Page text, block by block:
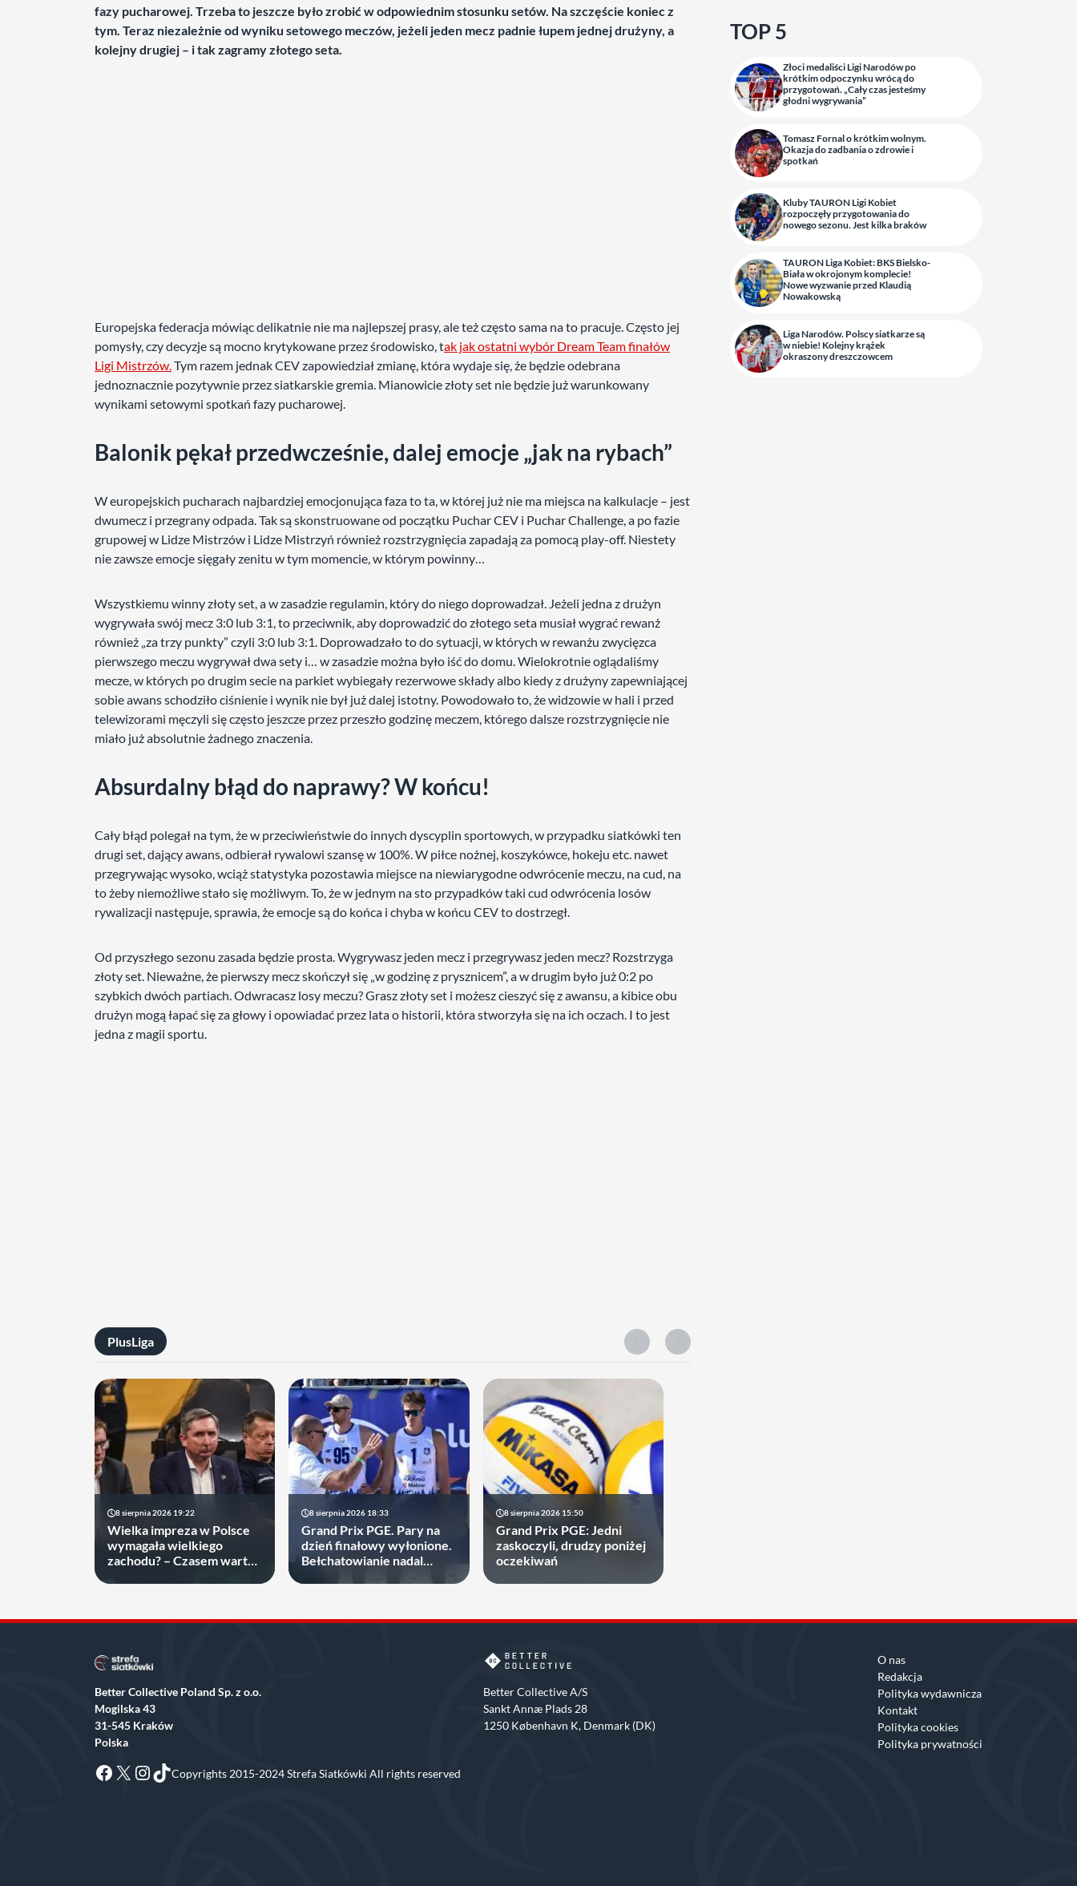
fazy pucharowej. Trzeba to jeszcze było zrobić w odpowiednim stosunku setów. Na szczęście koniec z
tym. Teraz niezależnie od wyniku setowego meczów, jeżeli jeden mecz padnie łupem jednej drużyny, a
kolejny drugiej – i tak zagramy złotego seta.
Europejska federacja mówiąc delikatnie nie ma najlepszej prasy, ale też często sama na to pracuje. Często jej
pomysły, czy decyzje są mocno krytykowane przez środowisko, tak jak ostatni wybór Dream Team finałów
Ligi Mistrzów.Tym razem jednak CEV zapowiedział zmianę, która wydaje się, że będzie odebrana
jednoznacznie pozytywnie przez siatkarskie gremia. Mianowicie złoty set nie będzie już warunkowany
wynikami setowymi spotkań fazy pucharowej.
Balonik pękał przedwcześnie, dalej emocje „jak na rybach”
W europejskich pucharach najbardziej emocjonująca faza to ta, w której już nie ma miejsca na kalkulacje – jest
dwumecz i przegrany odpada. Tak są skonstruowane od początku Puchar CEV i Puchar Challenge, a po fazie
grupowej w Lidze Mistrzów i Lidze Mistrzyń również rozstrzygnięcia zapadają za pomocą play-off. Niestety
nie zawsze emocje sięgały zenitu w tym momencie, w którym powinny…
Wszystkiemu winny złoty set, a w zasadzie regulamin, który do niego doprowadzał. Jeżeli jedna z drużyn
wygrywała swój mecz 3:0 lub 3:1, to przeciwnik, aby doprowadzić do złotego seta musiał wygrać rewanż
również „za trzy punkty” czyli 3:0 lub 3:1. Doprowadzało to do sytuacji, w których w rewanżu zwycięzca
pierwszego meczu wygrywał dwa sety i… w zasadzie można było iść do domu. Wielokrotnie oglądaliśmy
mecze, w których po drugim secie na parkiet wybiegały rezerwowe składy albo kiedy z drużyny zapewniającej
sobie awans schodziło ciśnienie i wynik nie był już dalej istotny. Powodowało to, że widzowie w hali i przed
telewizorami męczyli się często jeszcze przez przeszło godzinę meczem, którego dalsze rozstrzygnięcie nie
miało już absolutnie żadnego znaczenia.
Absurdalny błąd do naprawy? W końcu!
Cały błąd polegał na tym, że w przeciwieństwie do innych dyscyplin sportowych, w przypadku siatkówki ten
drugi set, dający awans, odbierał rywalowi szansę w 100%. W piłce nożnej, koszykówce, hokeju etc. nawet
przegrywając wysoko, wciąż statystyka pozostawia miejsce na niewiarygodne odwrócenie meczu, na cud, na
to żeby niemożliwe stało się możliwym. To, że w jednym na sto przypadków taki cud odwrócenia losów
rywalizacji następuje, sprawia, że emocje są do końca i chyba w końcu CEV to dostrzegł.
Od przyszłego sezonu zasada będzie prosta. Wygrywasz jeden mecz i przegrywasz jeden mecz? Rozstrzyga
złoty set. Nieważne, że pierwszy mecz skończył się „w godzinę z prysznicem”, a w drugim było już 0:2 po
szybkich dwóch partiach. Odwracasz losy meczu? Grasz złoty set i możesz cieszyć się z awansu, a kibice obu
drużyn mogą łapać się za głowy i opowiadać przez lata o historii, która stworzyła się na ich oczach. I to jest
jedna z magii sportu.
PlusLiga
8 sierpnia 2026 19:22
Wielka impreza w Polsce
wymagała wielkiego
zachodu? – Czasem warto
8 sierpnia 2026 18:33
Grand Prix PGE. Pary na
dzień finałowy wyłonione.
Bełchatowianie nadal
8 sierpnia 2026 15:50
Grand Prix PGE: Jedni
zaskoczyli, drudzy poniżej
oczekiwań
TOP 5
Złoci medaliści Ligi Narodów po
krótkim odpoczynku wrócą do
przygotowań. „Cały czas jesteśmy
głodni wygrywania”
Tomasz Fornal o krótkim wolnym.
Okazja do zadbania o zdrowie i
spotkań
Kluby TAURON Ligi Kobiet
rozpoczęły przygotowania do
nowego sezonu. Jest kilka braków
TAURON Liga Kobiet: BKS Bielsko-
Biała w okrojonym komplecie!
Nowe wyzwanie przed Klaudią
Nowakowską
Liga Narodów. Polscy siatkarze są
w niebie! Kolejny krążek
okraszony dreszczowcem
Better Collective Poland Sp. z o.o.
Mogilska 43
31-545 Kraków
Polska
Better Collective A/S
Sankt Annæ Plads 28
1250 København K, Denmark (DK)
O nas
Redakcja
Polityka wydawnicza
Kontakt
Polityka cookies
Polityka prywatności
Facebook
X Instagram
TikTok
Copyrights 2015-2024 Strefa Siatkówki All rights reserved